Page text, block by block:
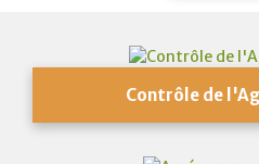
Contrôle de